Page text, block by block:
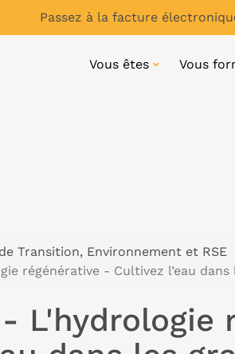
Passez à la facture
Vous êtes Vous
Transition, Environnement et RSE
régénérative - Cultivez l’eau
- L'hydrologie